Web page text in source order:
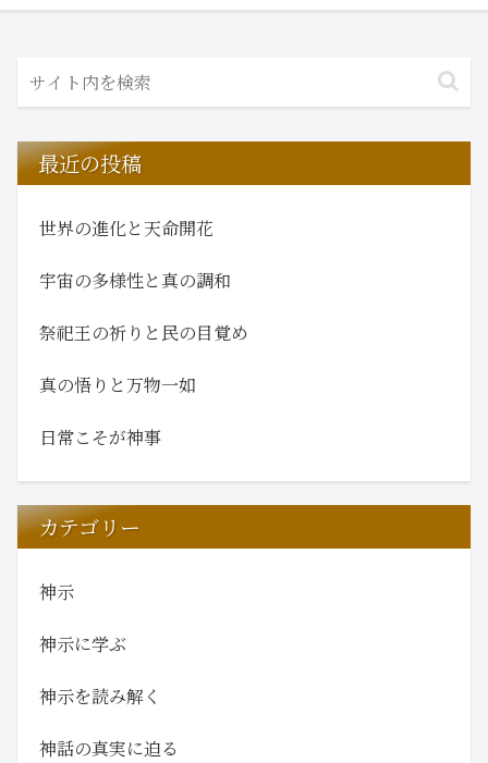
最近の投稿
世界の進化と天命開花
宇宙の多様性と真の調和
祭祀王の祈りと民の目覚め
真の悟りと万物一如
日常こそが神事
カテゴリー
神示
神示に学ぶ
神示を読み解く
神話の真実に迫る